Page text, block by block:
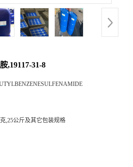
,19117-31-8
,25公斤及其它包装规格